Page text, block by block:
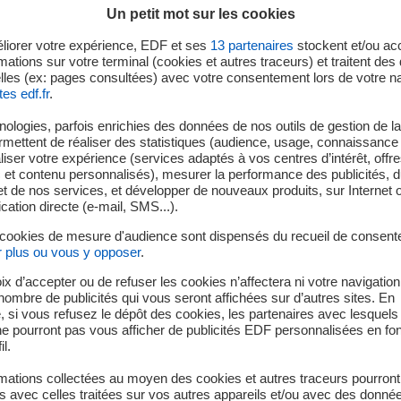
et du tissu associatif local, la centrale nucléaire du Tricastin,
de l’organisation d’une Coupe du monde satellite
a rassemblé des athlètes venus de plusieurs pays pour
par la performance, le respect, la solidarité et le
français ont particulièrement enthousiasmé les spectateurs,
fois médaillée d’or lors de cette édition.
marqué par la première participation de l’équipe ukrainienne
médaille d’or, illustrant la portée internationale et les
nucléaire du Tricastin accompagne une initiative locale
les parcours d’athlètes handisport qui bousculent les
EDF accompagne le mouvement handisport français et agit
Un petit mot sur les cookies
votre expérience, EDF et ses 13 partenaires stockent et/ou
sur votre terminal (cookies et autres traceurs) et traitent des
(ex: pages consultées) avec votre consentement lors de votre
edf.fr.
parfois enrichies des données de nos outils de gestion de
de réaliser des statistiques (audience, usage,
votre expérience (services adaptés à vos centres d’intérêt,
et contenu personnalisés), mesurer la performance des publicités,
de nos services, et développer de nouveaux produits, sur Internet
directe (e-mail, SMS...).
de mesure d'audience sont dispensés du recueil de
plus ou vous y opposer.
d’accepter ou de refuser les cookies n’affectera ni votre
de publicités qui vous seront affichées sur d’autres sites. En
si vous refusez le dépôt des cookies, les partenaires avec
pourront pas vous afficher de publicités EDF personnalisées en
collectées au moyen des cookies et autres traceurs
avec celles traitées sur vos autres appareils et/ou avec des